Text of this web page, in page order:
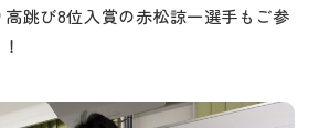
跳び8位入賞の赤松諒一選手もご参